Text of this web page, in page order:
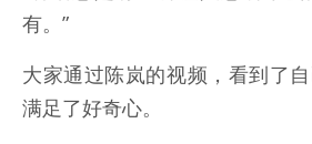
有。”
大家通过陈岚的视频，看到了
满足了好奇心。